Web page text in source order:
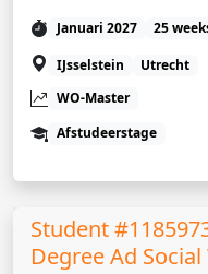
Januari 2027 25
IJsselstein
Utrecht
WO-Master
Afstudeerstage
Student
Degree Ad